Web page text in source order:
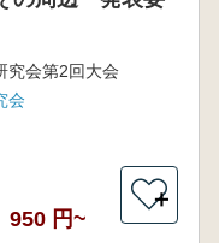
究会第2回大会
会
950 円~
＋